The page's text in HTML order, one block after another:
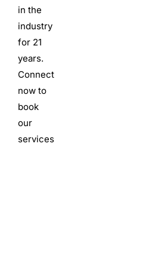
in the
industry
for 21
years.
Connect
now to
book
our
services